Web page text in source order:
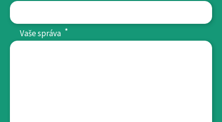
Vaše správa *